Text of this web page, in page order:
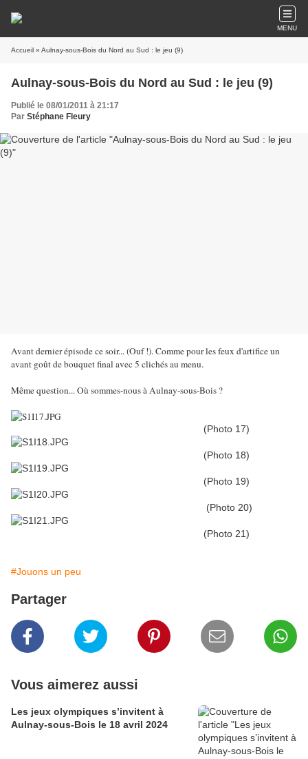
MENU
Accueil » Aulnay-sous-Bois du Nord au Sud : le jeu (9)
Aulnay-sous-Bois du Nord au Sud : le jeu (9)
Publié le 08/01/2011 à 21:17
Par Stéphane Fleury
Avant dernier épisode ce soir... (Ouf !). Comme pour les feux d'artifice un
avant goût de bouquet final avec 5 clichés au menu.
Même question... Où sommes-nous à Aulnay-sous-Bois ?
(Photo 17)
(Photo 18)
(Photo 19)
(Photo 20)
(Photo 21)
#Jouons un peu
Partager
Vous aimerez aussi
Les jeux olympiques s’invitent à
Aulnay-sous-Bois le 18 avril 2024